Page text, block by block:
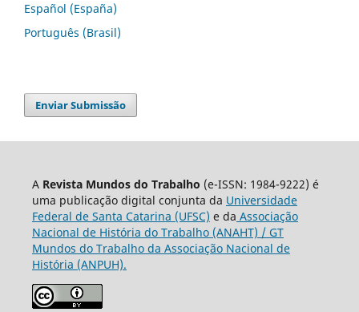
Español (España)
Português (Brasil)
Enviar Submissão
A Revista Mundos do Trabalho (e-ISSN: 1984-9222) é
uma publicação digital conjunta da Universidade
Federal de Santa Catarina (UFSC) e da Associação
Nacional de História do Trabalho (ANAHT) / GT
Mundos do Trabalho da Associação Nacional de
História (ANPUH).